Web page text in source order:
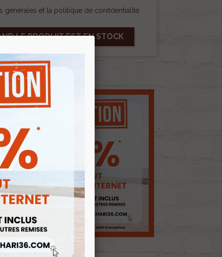
générales et la politique de confidentialité
LE PRODUIT EST EN STOCK
D'ENVIES